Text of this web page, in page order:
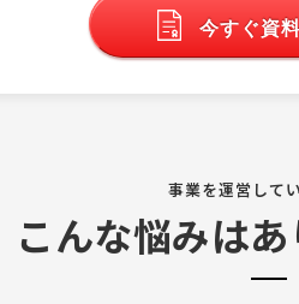
今すぐ資
事業を運営して
こんな悩みは